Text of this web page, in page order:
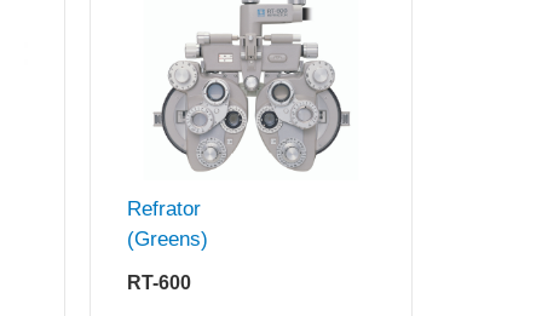
Refrator
(Greens)
RT-600